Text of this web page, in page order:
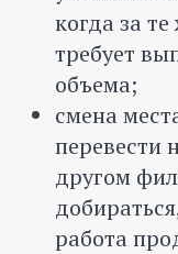
когда за
требует
объема;
смена
перевести
другом
работа